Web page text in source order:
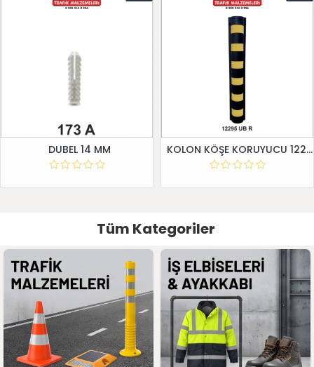
DUBEL 14 MM KOLON KÖŞE KORUYUCU 12295 UB R
Tüm Kategoriler